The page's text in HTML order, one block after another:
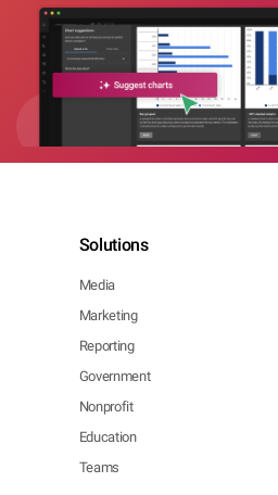
Solutions
Media
Marketing
Reporting
Government
Nonprofit
Education
Teams